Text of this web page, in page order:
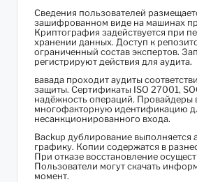
Сведения пользователей
зашифрованном виде на машинах
Криптография задействуется при
хранении данных. Доступ к
ограниченный состав экспертов.
регистрируют действия для аудита.
вавада проходит аудиты
защиты. Сертификаты ISO 27001,
надёжность операций. Провайдеры
многофакторную идентификацию
несанкционированного входа.
Backup дублирование выполняется
графику. Копии содержатся в
При отказе восстановление
Пользователи могут скачать
момент.